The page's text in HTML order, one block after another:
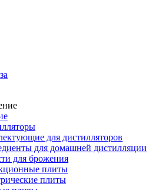
для дистилляторов
для домашней дистилляции
для брожения
плиты
плиты